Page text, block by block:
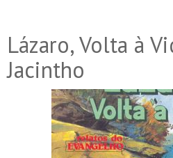
Lázaro, Volta à
Jacintho